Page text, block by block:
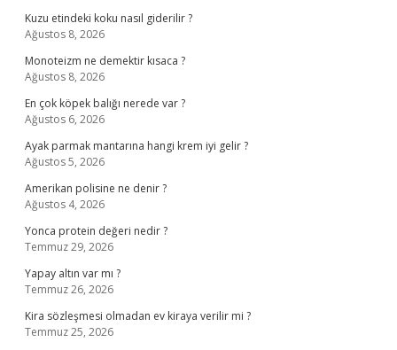
Kuzu etindeki koku nasıl giderilir ?
Ağustos 8, 2026
Monoteizm ne demektir kısaca ?
Ağustos 8, 2026
En çok köpek balığı nerede var ?
Ağustos 6, 2026
Ayak parmak mantarına hangi krem iyi gelir ?
Ağustos 5, 2026
Amerikan polisine ne denir ?
Ağustos 4, 2026
Yonca protein değeri nedir ?
Temmuz 29, 2026
Yapay altın var mı ?
Temmuz 26, 2026
Kira sözleşmesi olmadan ev kiraya verilir mi ?
Temmuz 25, 2026